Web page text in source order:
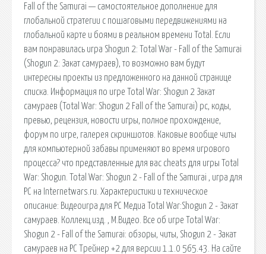
Fall of the Samurai — самостоятельное дополнение для
глобальной стратегии с пошаговыми передвижениями на
глобальной карте и боями в реальном времени Total. Если
вам понравилась игра Shogun 2: Total War - Fall of the Samurai
(Shogun 2: Закат самураев), то возможно вам будут
интересны проекты из предложенного на данной странице
списка. Информация по игре Total War: Shogun 2 Закат
самураев (Total War: Shogun 2 Fall of the Samurai) pc, коды,
превью, рецензия, новости игры, полное прохождение,
форум по игре, галерея скриншотов. Каковые вообще читы
для компьютерной забавы применяют во время игрового
процесса? что представленные для вас cheats для игры Total
War: Shogun. Total War: Shogun 2 - Fall of the Samurai , игра для
PC на Internetwars.ru. Характеристики и техническое
описание: Видеоигра для PC Медиа Total War:Shogun 2 - Закат
самураев. Коллекц.изд. , М.Видео. Все об игре Total War:
Shogun 2 - Fall of the Samurai: обзоры, читы, Shogun 2 - Закат
самураев на PC Трейнер +2 для версии 1.1.0 565.43. На сайте